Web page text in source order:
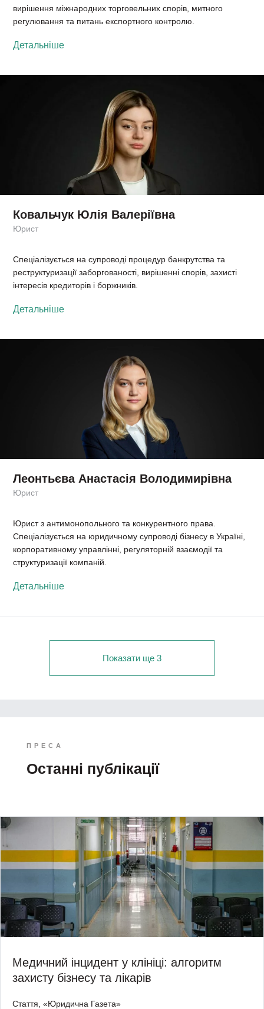
вирішення міжнародних торговельних спорів, митного
регулювання та питань експортного контролю.
Детальніше
Ковальчук Юлія Валеріївна
Юрист
Спеціалізується на супроводі процедур банкрутства та
реструктуризації заборгованості, вирішенні спорів, захисті
інтересів кредиторів і боржників.
Детальніше
Леонтьєва Анастасія Володимирівна
Юрист
Юрист з антимонопольного та конкурентного права.
Спеціалізується на юридичному супроводі бізнесу в Україні,
корпоративному управлінні, регуляторній взаємодії та
структуризації компаній.
Детальніше
Показати ще 3
ПРЕСА
Останні публікації
Медичний інцидент у клініці: алгоритм
захисту бізнесу та лікарів
Стаття, «Юридична Газета»